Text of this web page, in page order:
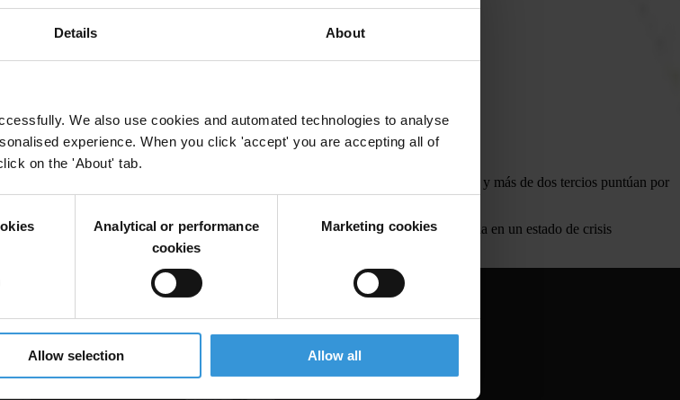
Details About
We also use cookies and automated technologies to analyse
experience. When you click 'accept' you are accepting all of
on the 'About' tab.
Analytical or performance
cookies
Marketing cookies
Allow selection Allow all
de su nivel de corrupción en el sector público según expertos y empresarios.
países evaluados no ha registrado ningún avance en la lucha contra la corrupción y más de dos tercios puntúan por
global a la covid-19 sino que también contribuye a mantener la democracia en un estado de crisis